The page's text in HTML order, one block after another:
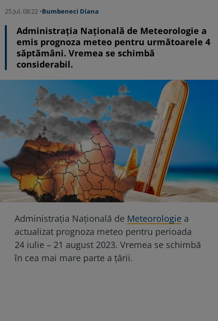
25 Jul, 08:22 •Bumbeneci Diana
Administrația Națională de Meteorologie a
emis prognoza meteo pentru următoarele 4
săptămâni. Vremea se schimbă
considerabil.
Administrația Națională de Meteorologie a
actualizat prognoza meteo pentru perioada
24 iulie – 21 august 2023. Vremea se schimbă
în cea mai mare parte a țării.